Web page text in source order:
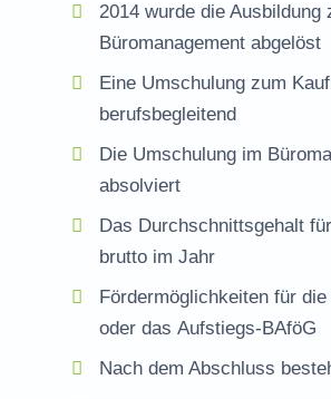
2014 wurde die
Büromanagement abgelöst
Eine Umschulung zum
berufsbegleitend
Die Umschulung im
absolviert
Das Durchschnittsgehalt
brutto im Jahr
Fördermöglichkeiten für
oder das Aufstiegs-BAföG
Nach dem Abschluss